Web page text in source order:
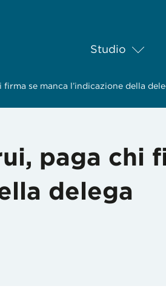
Studio
se manca l’indicazione della
paga chi
delega